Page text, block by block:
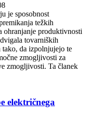
je sposobnost
težkih
ohranjanje produktivnosti
tovarniških
tako, da izpolnjujejo te
zmogljivosti za
zmogljivosti. Ta članek
električnega